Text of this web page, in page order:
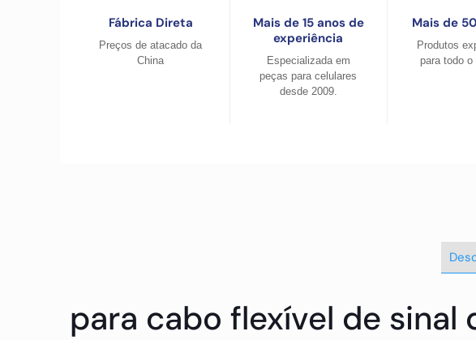
Fábrica Direta
Preços de atacado da
China
Mais de 15 anos de
experiência
Especializada em
peças para celulares
desde 2009.
Mais de
Produtos
para todo o
para cabo flexível de sinal